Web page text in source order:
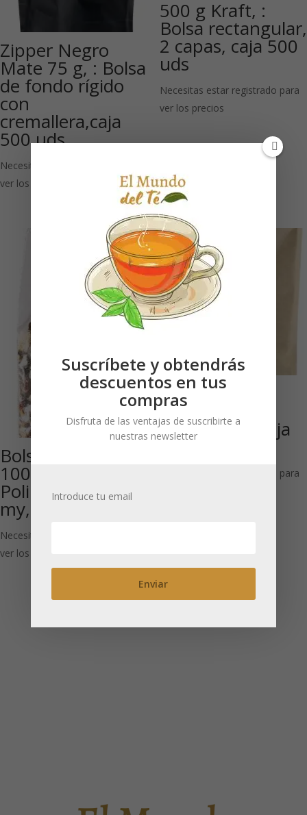
Zipper Negro
Mate 75 g, : Bolsa
de fondo rígido
con
cremallera,caja
500 uds
Necesitas estar registrado para
ver los precios
500 g Kraft, :
Bolsa rectangular,
2 capas, caja 500
uds
Necesitas estar registrado para
ver los precios
Bolsa Rectangular
100 g:
Polipropileno 40
my, 1000 UDS
Necesitas estar registrado para
ver los precios
Kraft 500 g, :
Bolsa doypack
papel kraft, caja
250 uds
Necesitas estar registrado para
Suscríbete y obtendrás
descuentos en tus
compras
Disfruta de las ventajas de suscribirte a
nuestras newsletter
Introduce tu email